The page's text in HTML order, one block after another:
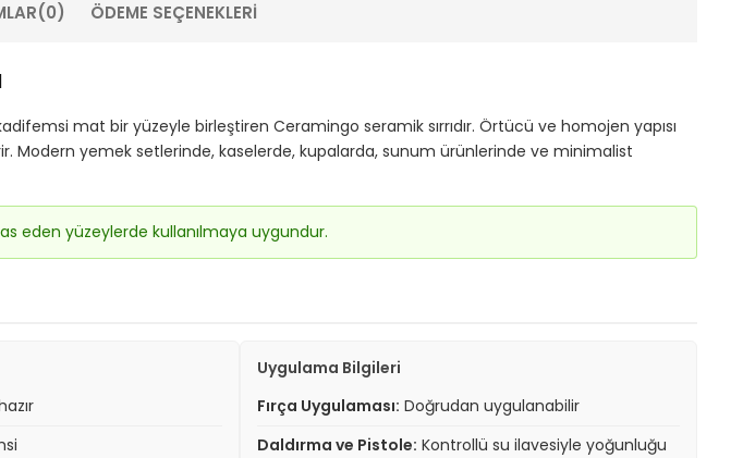
(0) ÖDEME SEÇENEKLERI
mat bir yüzeyle birleştiren Ceramingo seramik sırrıdır. Örtücü ve homojen yapısı
Modern yemek setlerinde, kaselerde, kupalarda, sunum ürünlerinde ve minimalist
eden yüzeylerde kullanılmaya uygundur.
Uygulama Bilgileri
Fırça Uygulaması: Doğrudan uygulanabilir
Daldırma ve Pistole: Kontrollü su ilavesiyle yoğunluğu